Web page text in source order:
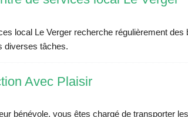
local Le Verger recherche régulièrement des
diverses tâches.
Avec Plaisir
bénévole, vous êtes chargé de transporter